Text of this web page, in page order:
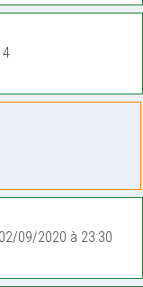
09/2020 à 23:30